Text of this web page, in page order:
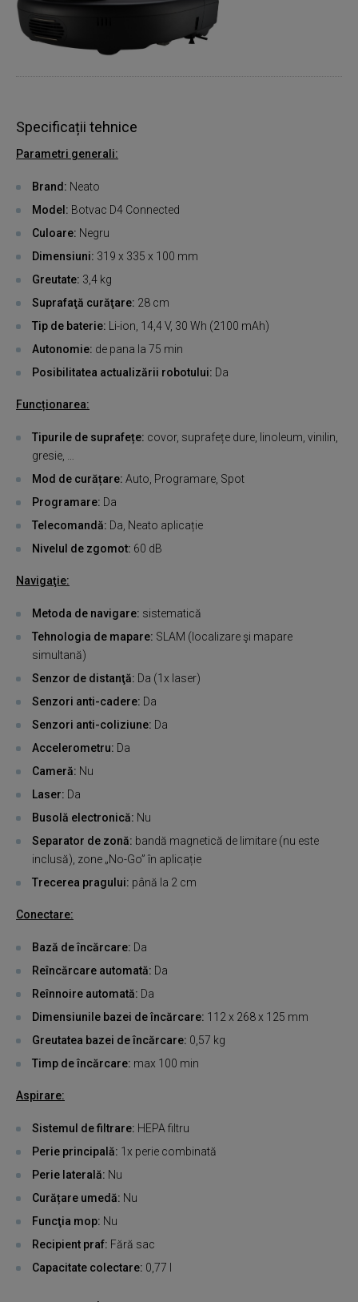
Specificații tehnice
Parametri generali:
Brand: Neato
Model: Botvac D4 Connected
Culoare: Negru
Dimensiuni: 319 x 335 x 100 mm
Greutate: 3,4 kg
Suprafaţă curăţare: 28 cm
Tip de baterie: Li-ion, 14,4 V, 30 Wh (2100 mAh)
Autonomie: de pana la 75 min
Posibilitatea actualizării robotului: Da
Funcționarea:
Tipurile de suprafețe: covor, suprafețe dure, linoleum, vinilin,
gresie, …
Mod de curățare: Auto, Programare, Spot
Programare: Da
Telecomandă: Da, Neato aplicație
Nivelul de zgomot: 60 dB
Navigaţie:
Metoda de navigare: sistematică
Tehnologia de mapare: SLAM (localizare şi mapare
simultană)
Senzor de distanţă: Da (1x laser)
Senzori anti-cadere: Da
Senzori anti-coliziune: Da
Accelerometru: Da
Cameră: Nu
Laser: Da
Busolă electronică: Nu
Separator de zonă: bandă magnetică de limitare (nu este
inclusă), zone „No-Go” în aplicație
Trecerea pragului: până la 2 cm
Conectare:
Bază de încărcare: Da
Reîncărcare automată: Da
Reînnoire automată: Da
Dimensiunile bazei de încărcare: 112 x 268 x 125 mm
Greutatea bazei de încărcare: 0,57 kg
Timp de încărcare: max 100 min
Aspirare:
Sistemul de filtrare: HEPA filtru
Perie principală: 1x perie combinată
Perie laterală: Nu
Curățare umedă: Nu
Funcţia mop: Nu
Recipient praf: Fără sac
Capacitate colectare: 0,77 l